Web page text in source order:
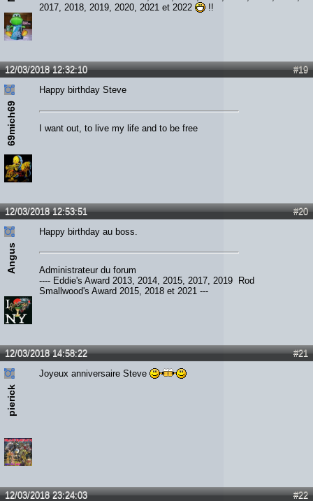
2017, 2018, 2019, 2020, 2021 et 2022
!!
#19
12/03/2018 12:32:10
69mich69
Happy birthday Steve
I want out, to live my life and to be free
#20
12/03/2018 12:53:51
Angus
Happy birthday au boss.
Administrateur du forum
---- Eddie's Award 2013, 2014, 2015, 2017, 2019 Rod
Smallwood's Award 2015, 2018 et 2021 ---
#21
12/03/2018 14:58:22
pierick
Joyeux anniversaire Steve
#22
12/03/2018 23:24:03